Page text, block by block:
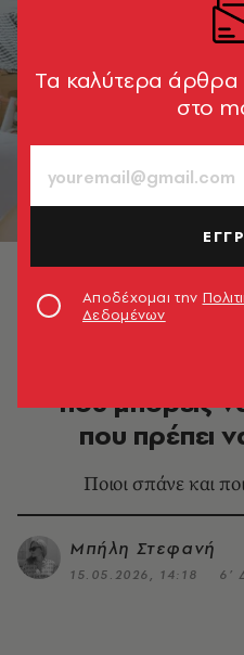
© Kailun Zhang/Unsplash
που μπορείς
που πρέπει
Ποιοι σπάνε και
Μπήλη Στεφανή
15.05.2026, 14:18 6’
Tα καλύτερα άρθρα
στο
Αποδέχομαι την
Δεδομένων